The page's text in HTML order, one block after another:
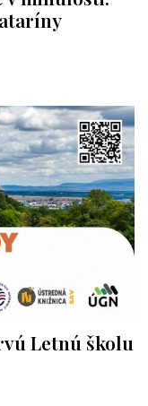
Letnú školu